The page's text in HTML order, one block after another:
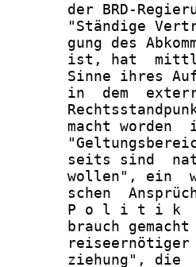
der BRD-
"Ständige
gung des
ist, hat
Sinne ihres
in  dem
macht worden
seits sind
wollen", ein
schen
P o l i t i k
brauch
ziehung", die